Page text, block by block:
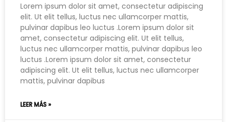
Lorem ipsum dolor sit amet, consectetur adipiscing
elit. Ut elit tellus, luctus nec ullamcorper mattis,
pulvinar dapibus leo luctus .Lorem ipsum dolor sit
amet, consectetur adipiscing elit. Ut elit tellus,
luctus nec ullamcorper mattis, pulvinar dapibus leo
luctus .Lorem ipsum dolor sit amet, consectetur
adipiscing elit. Ut elit tellus, luctus nec ullamcorper
mattis, pulvinar dapibus
LEER MÁS »